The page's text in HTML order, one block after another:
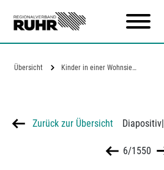
Übersicht Kinder in einer Wohnsiedlung in…
Zurück zur Übersicht Diapositiv|
6/1550